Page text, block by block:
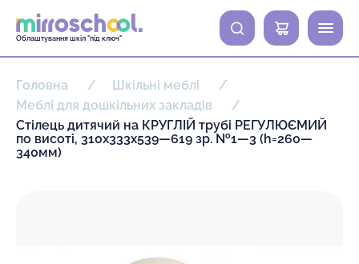
Облаштування шкіл "під ключ"
0
Головна
Шкільні меблі
Меблі для дошкільних закладів
Стілець дитячий на КРУГЛІЙ трубі РЕГУЛЮЄМИЙ
по висоті, 310х333х539—619 зр. №1—3 (h=260—
340мм)